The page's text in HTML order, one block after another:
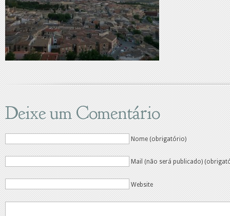
Deixe um Comentário
Nome (obrigatório)
Mail (não será publicado)
Website